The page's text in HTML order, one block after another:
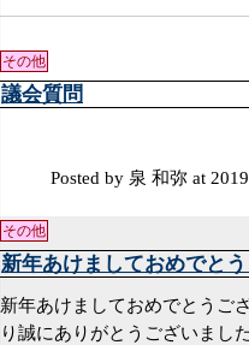
その他
議会質問
Posted by 泉 和弥 at
その他
新年あけましておめでと
新年あけましておめでとうご
り誠にありがとうございまし